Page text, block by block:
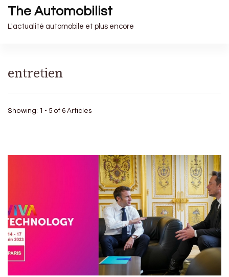
The Automobilist
L'actualité automobile et plus encore
entretien
Showing: 1 - 5 of 6 Articles